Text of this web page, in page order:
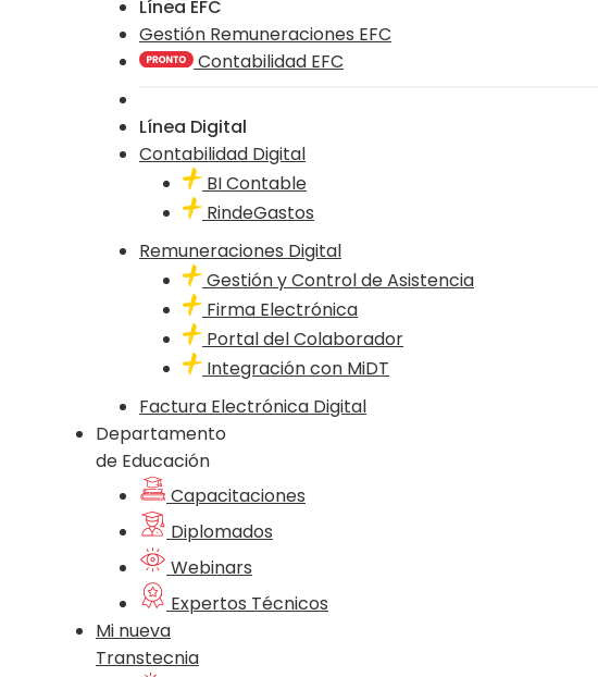
Línea EFC
Gestión Remuneraciones EFC
Contabilidad EFC
Línea Digital
Contabilidad Digital
BI Contable
RindeGastos
Remuneraciones Digital
Gestión y Control de Asistencia
Firma Electrónica
Portal del Colaborador
Integración con MiDT
Factura Electrónica Digital
Departamento
de Educación
Capacitaciones
Diplomados
Webinars
Expertos Técnicos
Mi nueva
Transtecnia